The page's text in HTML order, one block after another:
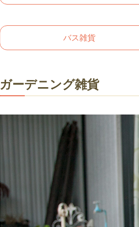
バス雑貨
ガーデニング雑貨